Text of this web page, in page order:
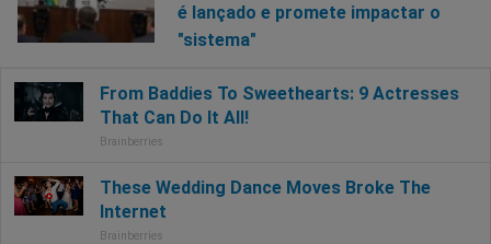
é lançado e promete impactar o
"sistema"